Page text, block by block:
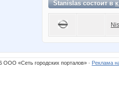
Stanislas состоит в
ООО «Сеть городских порталов» · Реклама